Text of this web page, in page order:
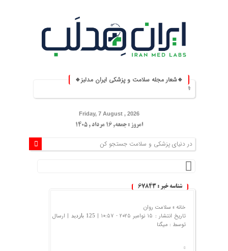
🔹شعار مجله سلامت و پزشکی ایران مدلبز🔹
Friday, 7 August , 2026
امروز : جمعه, ۱۶ مرداد , ۱۴۰۵
شناسه خبر : 67843
خانه » سلامت روان
تاریخ انتشار : 15 نوامبر 2025 - 10:57 |
125 بازدید
| ارسال
توسط : میگنا